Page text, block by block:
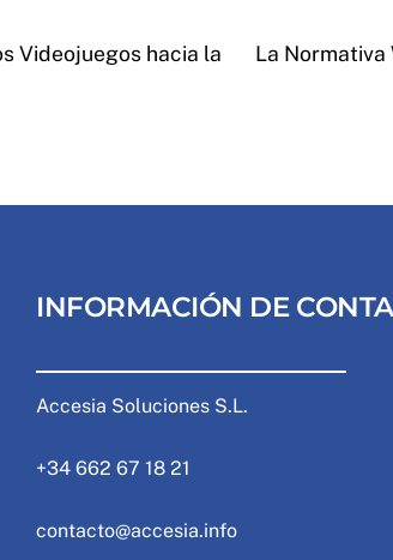
Videojuegos hacia la
La Normativa
INFORMACIÓN DE
Accesia Soluciones S.L.
+34 662 67 18 21
contacto@accesia.info